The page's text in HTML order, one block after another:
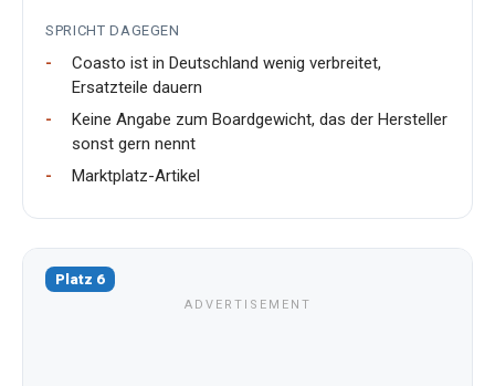
SPRICHT DAGEGEN
Coasto ist in Deutschland wenig verbreitet,
Ersatzteile dauern
Keine Angabe zum Boardgewicht, das der Hersteller
sonst gern nennt
Marktplatz-Artikel
Platz 6